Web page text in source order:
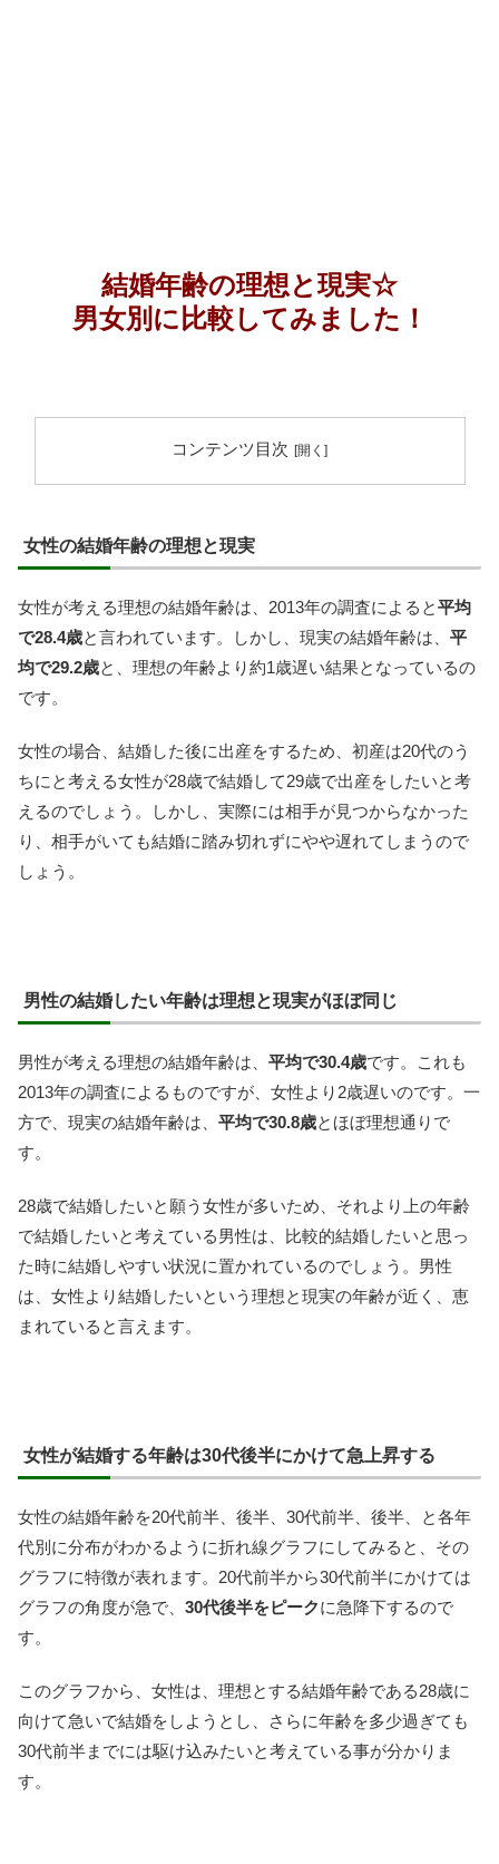
結婚年齢の理想と現実☆
男女別に比較してみました！
コンテンツ目次
女性の結婚年齢の理想と現実
女性が考える理想の結婚年齢は、2013年の調査によると平均
で28.4歳と言われています。しかし、現実の結婚年齢は、 平
均で29.2歳と、理想の年齢より約1歳遅い結果となっているの
です。
女性の場合、結婚した後に出産をするため、初産は20代のう
ちにと考える女性が28歳で結婚して29歳で出産をしたいと考
えるのでしょう。しかし、実際には相手が見つからなかった
り、相手がいても結婚に踏み切れずにやや遅れてしまうので
しょう。
男性の結婚したい年齢は理想と現実がほぼ同じ
男性が考える理想の結婚年齢は、 平均で30.4歳です。これも
2013年の調査によるものですが、女性より2歳遅いのです。一
方で、現実の結婚年齢は、 平均で30.8歳とほぼ理想通りで
す。
28歳で結婚したいと願う女性が多いため、それより上の年齢
で結婚したいと考えている男性は、比較的結婚したいと思っ
た時に結婚しやすい状況に置かれているのでしょう。男性
は、女性より結婚したいという理想と現実の年齢が近く、恵
まれていると言えます。
女性が結婚する年齢は30代後半にかけて急上昇する
女性の結婚年齢を20代前半、後半、30代前半、後半、と各年
代別に分布がわかるように折れ線グラフにしてみると、その
グラフに特徴が表れます。20代前半から30代前半にかけては
グラフの角度が急で、 30代後半をピークに急降下するので
す。
このグラフから、女性は、理想とする結婚年齢である28歳に
向けて急いで結婚をしようとし、さらに年齢を多少過ぎても
30代前半までには駆け込みたいと考えている事が分かりま
す。